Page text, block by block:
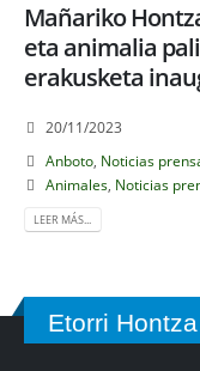
Mañariko
eta animalia
erakusketa
20/11/2023
Anboto, Noticias
Animales, Noticias
LEER MÁS...
Etorri